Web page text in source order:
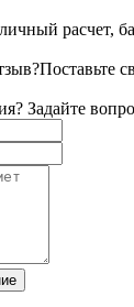
расчет,
Поставьте
Задайте